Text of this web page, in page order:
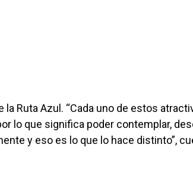
Ruta Azul. “Cada uno de estos
lo que significa poder contemplar,
y eso es lo que lo hace distinto”,